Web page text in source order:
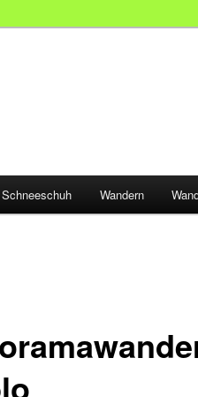
Schneeschuh Wandern